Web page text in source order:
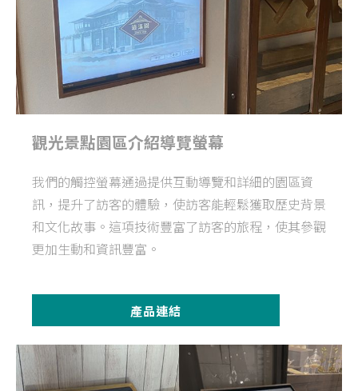
觀光景點園區介紹導覽螢幕
我們的觸控螢幕通過提供互動導覽和詳細的園區資
訊，提升了訪客的體驗，使訪客能輕鬆獲取歷史背景
和文化故事。這項技術豐富了訪客的旅程，使其參觀
更加生動和資訊豐富。
產品連結